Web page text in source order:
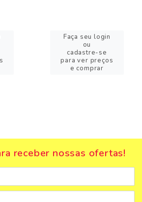
Faça seu login
ou
cadastre-se
para ver preços
e comprar
receber nossas ofertas!